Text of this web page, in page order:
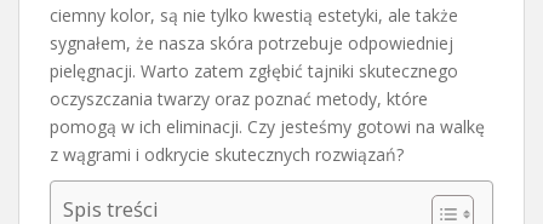
ciemny kolor, są nie tylko kwestią estetyki, ale także
sygnałem, że nasza skóra potrzebuje odpowiedniej
pielęgnacji. Warto zatem zgłębić tajniki skutecznego
oczyszczania twarzy oraz poznać metody, które
pomogą w ich eliminacji. Czy jesteśmy gotowi na walkę
z wągrami i odkrycie skutecznych rozwiązań?
Spis treści